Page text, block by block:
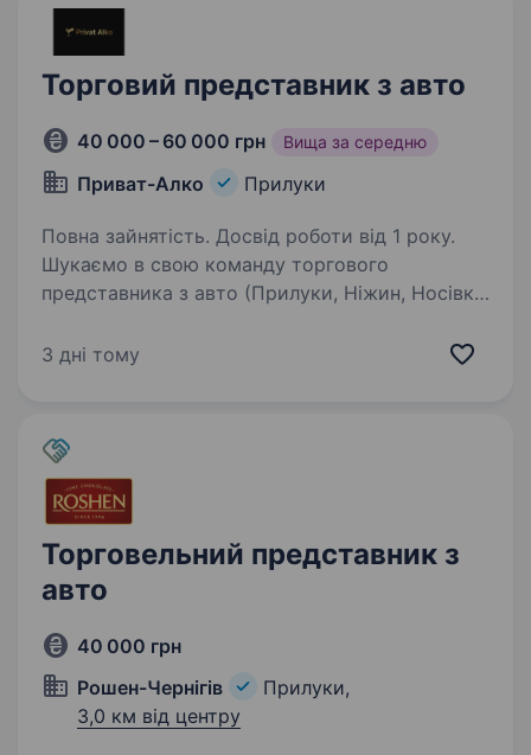
Торговий представник з авто
40 000 – 60 000 грн Вища за середню
Приват-Алко Прилуки
Повна зайнятість. Досвід роботи від 1 року.
Шукаємо в свою команду торгового
представника з авто (Прилуки, Ніжин, Носівка,
стабільна та надійна компанія з 12-річним
3 дні тому
Торговельний представник з
авто
40 000 грн
Рошен-Чернігів
Прилуки,
3,0 км від центру